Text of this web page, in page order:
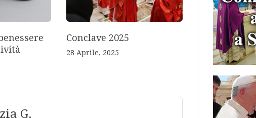
Conclave 2025
28 Aprile, 2025
G.